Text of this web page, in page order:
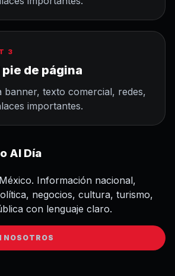
3
de página
banner, texto comercial, redes,
importantes.
Al Día
Información nacional,
negocios, cultura, turismo,
con lenguaje claro.
NOSOTROS